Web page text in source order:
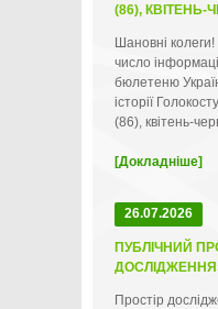
(86), КВІТЕНЬ-
Шановні
число
бюлетеню
історії
(86), квітень-
[Докладніше]
26.07.2026
ПУБЛІЧНИЙ
Простір